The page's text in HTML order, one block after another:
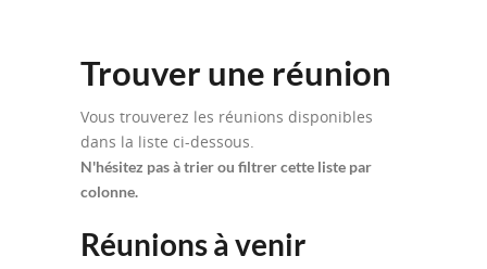
Trouver une réunion
Vous trouverez les réunions disponibles
dans la liste ci-dessous.
N'hésitez pas à trier ou filtrer cette liste par
colonne.
Réunions à venir